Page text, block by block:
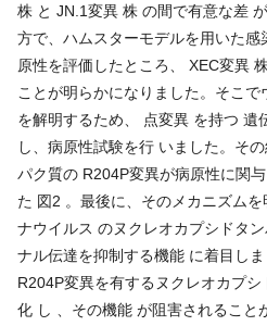
株 と JN.1変異 株 の間で有意な差
方で、ハムスターモデルを用いた
原性を評価したところ、 XEC変異
ことが明らかになりました。そこ
を解明するため、 点変異 を持つ 遺
し、病原性試験を行 いました。そ
パク質の R204P変異が病原性に関
た 図2 。最後に、そのメカニズム
ナウイルス のヌクレオカプシドタ
ナル伝達を抑制する機能 に着目しま
R204P変異を有するヌクレオカプ
化 し 、その機能 が阻害されること